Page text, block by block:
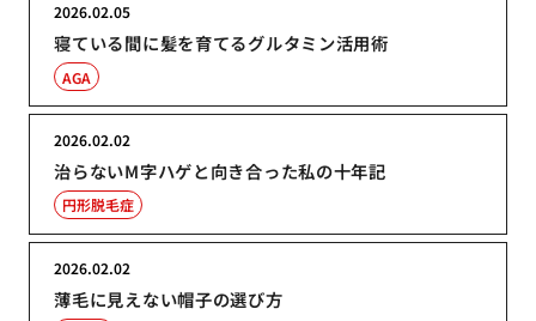
寝ている間に髪を育てるグルタミン活用術
2026.02.05
AGA
治らないM字ハゲと向き合った私の十年記
2026.02.02
円形脱毛症
薄毛に見えない帽子の選び方
2026.02.02